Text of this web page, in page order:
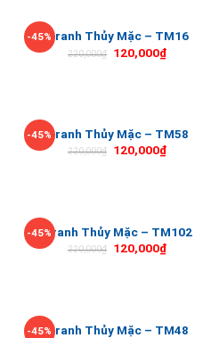
-45%Tranh Thủy Mặc – TM16
220,000₫ 120,000₫
-45%Tranh Thủy Mặc – TM58
220,000₫ 120,000₫
-45%Tranh Thủy Mặc – TM102
220,000₫ 120,000₫
-45%Tranh Thủy Mặc – TM48